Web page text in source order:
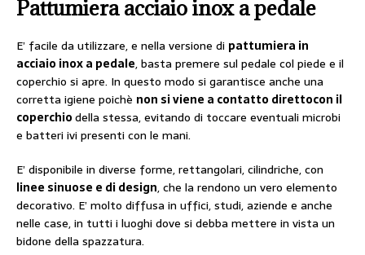
Pattumiera acciaio inox a pedale
E’ facile da utilizzare, e nella versione di pattumiera in
acciaio inox a pedale, basta premere sul pedale col piede e il
coperchio si apre. In questo modo si garantisce anche una
corretta igiene poichè non si viene a contatto direttocon il
coperchiodella stessa, evitando di toccare eventuali microbi
e batteri ivi presenti con le mani.
E’ disponibile in diverse forme, rettangolari, cilindriche, con
linee sinuose e di design, che la rendono un vero elemento
decorativo. E’ molto diffusa in uffici, studi, aziende e anche
nelle case, in tutti i luoghi dove si debba mettere in vista un
bidone della spazzatura.